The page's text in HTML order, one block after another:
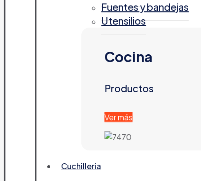
Fuentes y bandejas
Utensilios
Cocina
Productos
Ver más
Cuchilleria